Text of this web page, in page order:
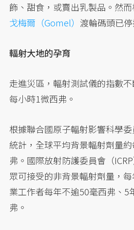
飾、甜食，或賣出乳製品。然
戈梅爾（Gomel） 渡輪碼頭已停
輻射大地的孕育
走進災區，輻射測試儀的指數
每小時1微西弗。
根據聯合國原子輻射影響科學委
統計，全球平均背景輻射劑量
弗。國際放射防護委員會（
眾可接受的非背景輻射劑量，
業工作者每年不逾50毫西弗、5
弗。